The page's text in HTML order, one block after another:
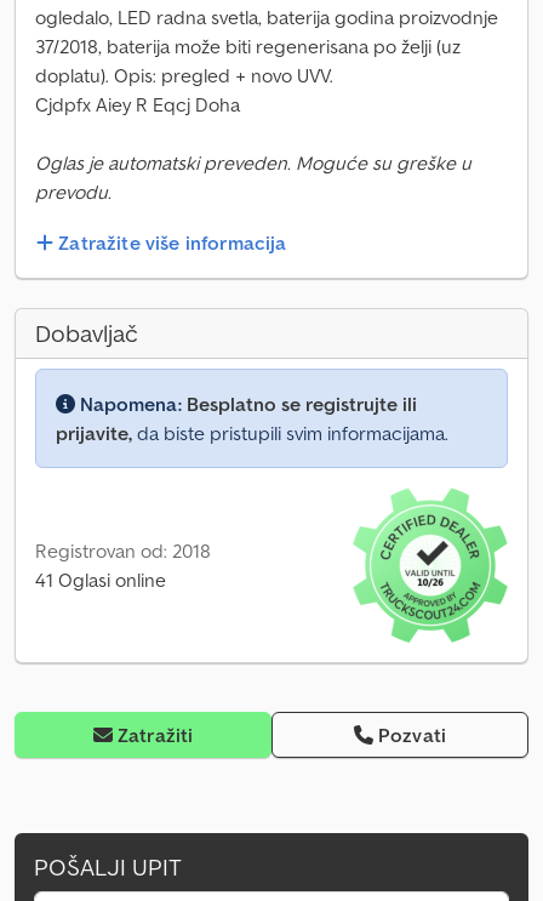
ogledalo, LED radna svetla, baterija godina proizvodnje
37/2018, baterija može biti regenerisana po želji (uz
doplatu). Opis: pregled + novo UVV.
Cjdpfx Aiey R Eqcj Doha
Oglas je automatski preveden. Moguće su greške u
prevodu.
Zatražite više informacija
Dobavljač
Napomena: Besplatno se registrujte ili
prijavite, da biste pristupili svim informacijama.
Registrovan od: 2018
41 Oglasi online
Zatražiti Pozvati
POŠALJI UPIT